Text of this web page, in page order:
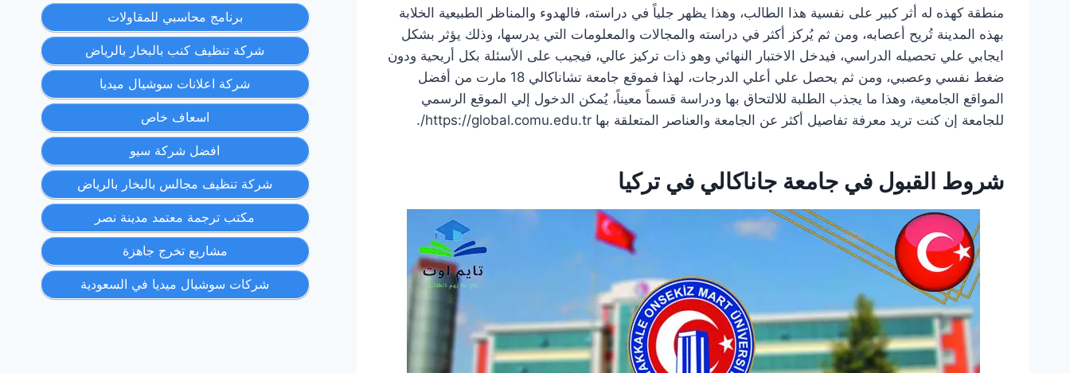
منطقة كهذه له أثر كبير على نفسية هذا الطالب، وهذا يظهر جلياً في دراسته، فالهدوء والمناظر الطبيعية الخلابة
بهذه المدينة تُريح أعصابه، ومن ثم يُركز أكثر في دراسته والمجالات والمعلومات التي يدرسها، وذلك يؤثر بشكل
ايجابي علي تحصيله الدراسي، فيدخل الاختبار النهائي وهو ذات تركيز عالي، فيجيب على الأسئلة بكل أريحية ودون
ضغط نفسي وعصبي، ومن ثم يحصل علي أعلي الدرجات، لهذا فموقع جامعة تشاناكالي 18 مارت من أفضل
المواقع الجامعية، وهذا ما يجذب الطلبة للالتحاق بها ودراسة قسماً معيناً، يُمكن الدخول إلي الموقع الرسمي
للجامعة إن كنت تريد معرفة تفاصيل أكثر عن الجامعة والعناصر المتعلقة بها https://global.comu.edu.tr/.
شروط القبول في جامعة جاناكالي في تركيا
برنامج محاسبي للمقاولات
شركة تنظيف كنب بالبخار بالرياض
شركة اعلانات سوشيال ميديا
اسعاف خاص
افضل شركة سيو
شركة تنظيف مجالس بالبخار بالرياض
مكتب ترجمة معتمد مدينة نصر
مشاريع تخرج جاهزة
شركات سوشيال ميديا في السعودية